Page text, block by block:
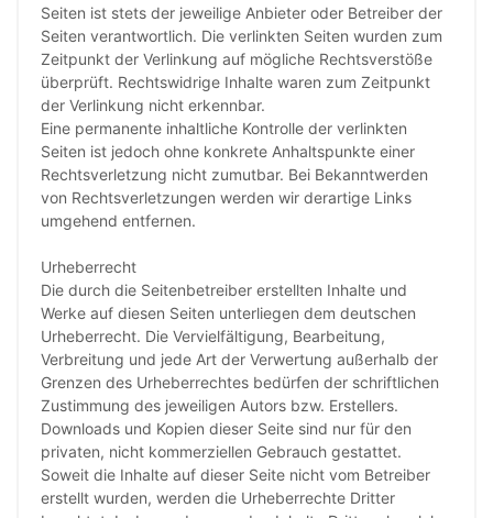
Seiten ist stets der jeweilige Anbieter oder Betreiber der
Seiten verantwortlich. Die verlinkten Seiten wurden zum
Zeitpunkt der Verlinkung auf mögliche Rechtsverstöße
überprüft. Rechtswidrige Inhalte waren zum Zeitpunkt
der Verlinkung nicht erkennbar.
Eine permanente inhaltliche Kontrolle der verlinkten
Seiten ist jedoch ohne konkrete Anhaltspunkte einer
Rechtsverletzung nicht zumutbar. Bei Bekanntwerden
von Rechtsverletzungen werden wir derartige Links
umgehend entfernen.
Urheberrecht
Die durch die Seitenbetreiber erstellten Inhalte und
Werke auf diesen Seiten unterliegen dem deutschen
Urheberrecht. Die Vervielfältigung, Bearbeitung,
Verbreitung und jede Art der Verwertung außerhalb der
Grenzen des Urheberrechtes bedürfen der schriftlichen
Zustimmung des jeweiligen Autors bzw. Erstellers.
Downloads und Kopien dieser Seite sind nur für den
privaten, nicht kommerziellen Gebrauch gestattet.
Soweit die Inhalte auf dieser Seite nicht vom Betreiber
erstellt wurden, werden die Urheberrechte Dritter